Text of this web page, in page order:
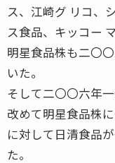
ス、江崎グ リコ、
ス食品、キッコー
明星食品株も二〇
いた。
そして二〇〇六年
改めて明星食品株
に対して日清食品
た。